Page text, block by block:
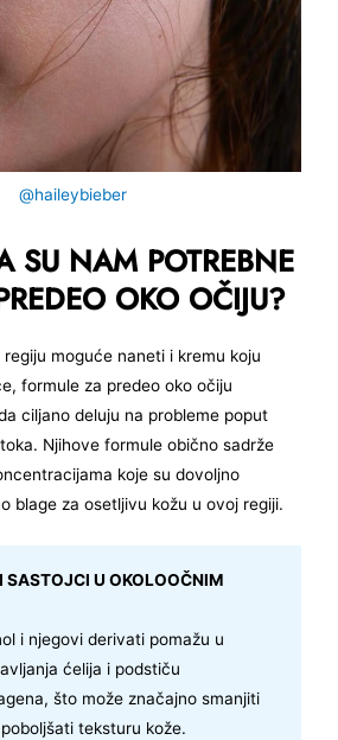
@haileybieber
SU NAM POTREBNE
OKO OČIJU?
moguće naneti i kremu koju
formule za predeo oko očiju
ciljano deluju na probleme poput
Njihove formule obično sadrže
koje su dovoljno
blage za osetljivu kožu u ovoj regiji.
SASTOJCI U OKOLOOČNIM
i njegovi derivati pomažu u
ćelija i podstiču
što može značajno smanjiti
teksturu kože.